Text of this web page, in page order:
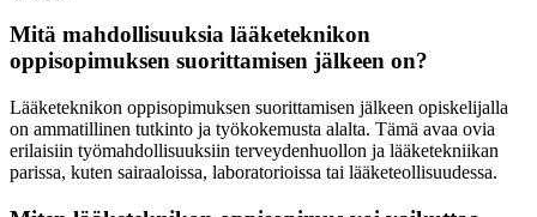
Mitä mahdollisuuksia lääketeknikon
oppisopimuksen suorittamisen jälkeen on?
Lääketeknikon oppisopimuksen suorittamisen jälkeen opiskelijalla
on ammatillinen tutkinto ja työkokemusta alalta. Tämä avaa ovia
erilaisiin työmahdollisuuksiin terveydenhuollon ja lääketekniikan
parissa, kuten sairaaloissa, laboratorioissa tai lääketeollisuudessa.